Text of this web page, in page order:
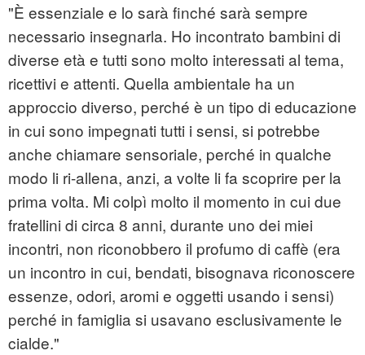
"È essenziale e lo sarà finché sarà sempre
necessario insegnarla. Ho incontrato bambini di
diverse età e tutti sono molto interessati al tema,
ricettivi e attenti. Quella ambientale ha un
approccio diverso, perché è un tipo di educazione
in cui sono impegnati tutti i sensi, si potrebbe
anche chiamare sensoriale, perché in qualche
modo li ri-allena, anzi, a volte li fa scoprire per la
prima volta. Mi colpì molto il momento in cui due
fratellini di circa 8 anni, durante uno dei miei
incontri, non riconobbero il profumo di caffè (era
un incontro in cui, bendati, bisognava riconoscere
essenze, odori, aromi e oggetti usando i sensi)
perché in famiglia si usavano esclusivamente le
cialde."